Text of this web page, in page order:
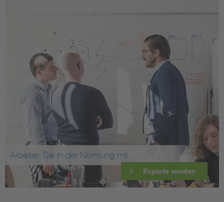
Arbeiten Sie in der Normung mit
Experte werden